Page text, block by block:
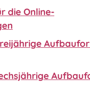
die Online-